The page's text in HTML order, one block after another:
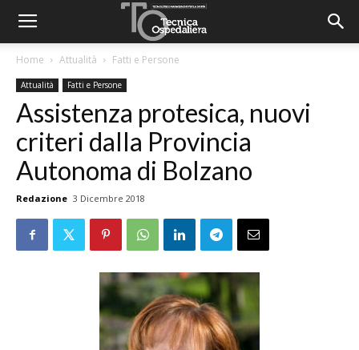
Home Attualità Fatti e Persone
Attualità Fatti e Persone
Assistenza protesica, nuovi
criteri dalla Provincia
Autonoma di Bolzano
Redazione 3 Dicembre 2018